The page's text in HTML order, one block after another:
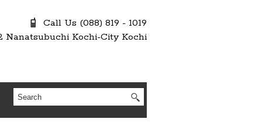
Call Us (088) 819 - 1019
Nanatsubuchi Kochi-City Kochi